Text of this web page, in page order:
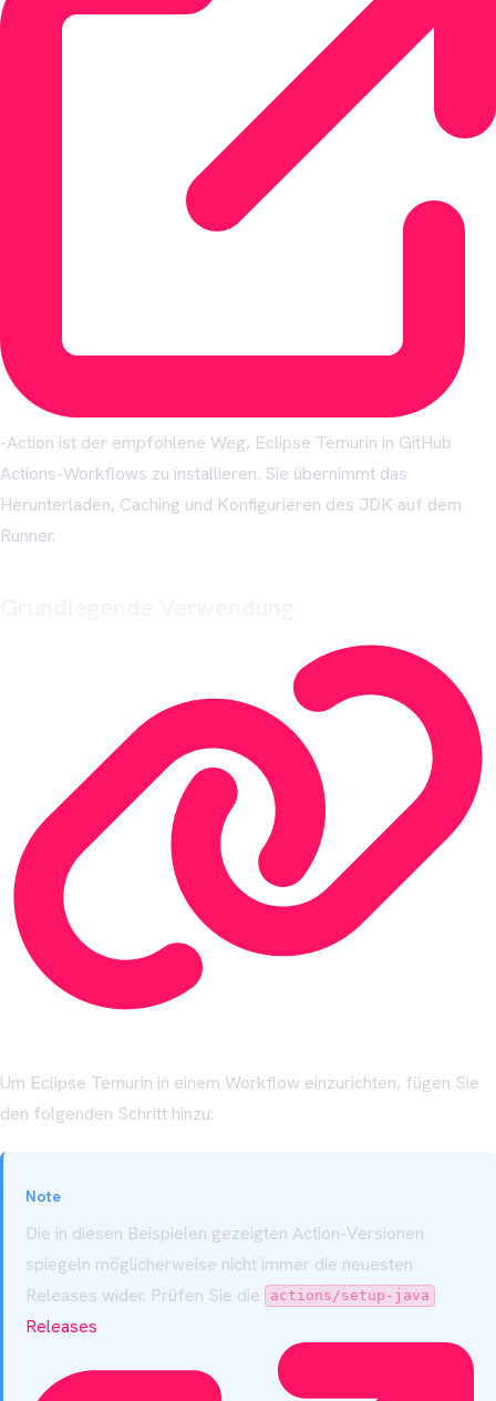
-Action ist der empfohlene Weg, Eclipse Temurin in GitHub
Actions-Workflows zu installieren. Sie übernimmt das
Herunterladen, Caching und Konfigurieren des JDK auf dem
Runner.
Um Eclipse Temurin in einem Workflow einzurichten, fügen Sie
den folgenden Schritt hinzu:
Note
Die in diesen Beispielen gezeigten Action-Versionen
spiegeln möglicherweise nicht immer die neuesten
Releases wider. Prüfen Sie die
actions/setup-java
Releases